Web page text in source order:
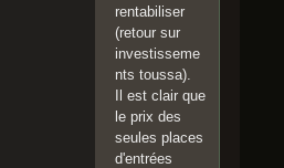
rentabiliser
(retour sur
investisseme
nts toussa).
Il est clair que
le prix des
seules places
d'entrées